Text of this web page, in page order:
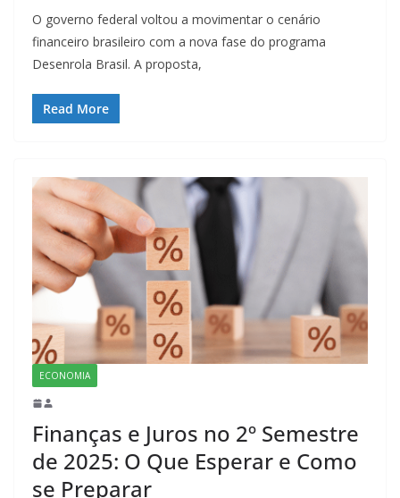
O governo federal voltou a movimentar o cenário
financeiro brasileiro com a nova fase do programa
Desenrola Brasil. A proposta,
Read More
ECONOMIA
Finanças e Juros no 2º Semestre
de 2025: O Que Esperar e Como
se Preparar